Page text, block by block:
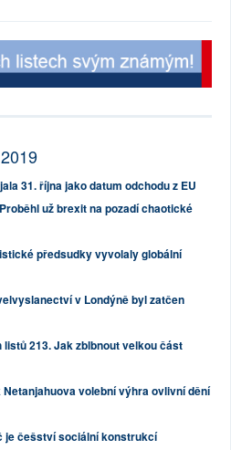
31. října jako datum odchodu z EU
Proběhl už brexit na pozadí chaotické
předsudky vyvolaly globální
v Londýně byl zatčen
213. Jak zblbnout velkou část
Netanjahuova volební výhra ovlivní dění
je češství sociální konstrukcí